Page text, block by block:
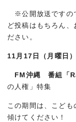
※公開放送ですの
ど投稿はもちろん、
ださい。
11月17日（月曜日
FM沖縄 番組「
の人権」特集
この期間は、こど
傾けてください！